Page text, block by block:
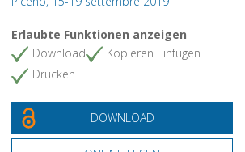
Erlaubte Funktionen anzeigen
Download
Kopieren Einfügen
Drucken
DOWNLOAD